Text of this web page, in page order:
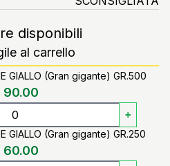
disponibili
al carrello
GIALLO (Gran gigante) GR.500
90.00
+
GIALLO (Gran gigante) GR.250
60.00